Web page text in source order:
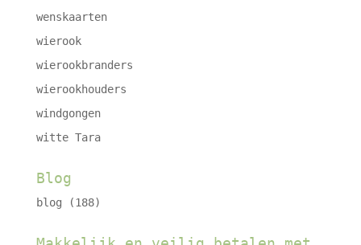
wenskaarten
wierook
wierookbranders
wierookhouders
windgongen
witte Tara
Blog
blog (188)